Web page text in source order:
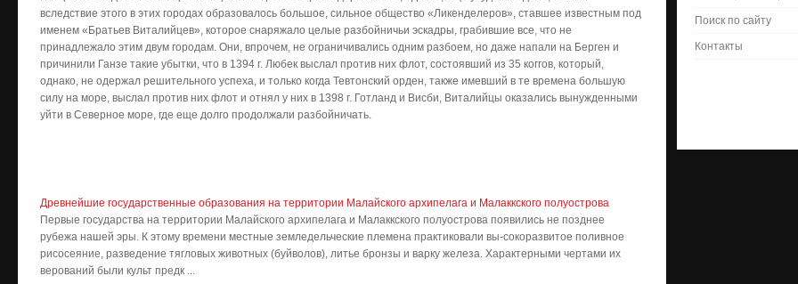
вследствие этого в этих городах образовалось большое, сильное общество «Ликенделеров», ставшее известным под
именем «Братьев Виталийцев», которое снаряжало целые разбойничьи эскадры, грабившие все, что не
принадлежало этим двум городам. Они, впрочем, не ограничивались одним разбоем, но даже напали на Берген и
причинили Ганзе такие убытки, что в 1394 г. Любек выслал против них флот, состоявший из 35 коггов, который,
однако, не одержал решительного успеха, и только когда Тевтонский орден, также имевший в те времена большую
силу на море, выслал против них флот и отнял у них в 1398 г. Готланд и Висби, Виталийцы оказались вынужденными
уйти в Северное море, где еще долго продолжали разбойничать.
Древнейшие государственные образования на территории Малайского архипелага и Малаккского полуострова
Первые государства на территории Малайского архипелага и Малаккского полуострова появились не позднее
рубежа нашей эры. К этому времени местные земледельческие племена практиковали вы-сокоразвитое поливное
рисосеяние, разведение тягловых животных (буйволов), литье бронзы и варку железа. Характерными чертами их
верований были культ предк ...
Поиск по сайту
Контакты